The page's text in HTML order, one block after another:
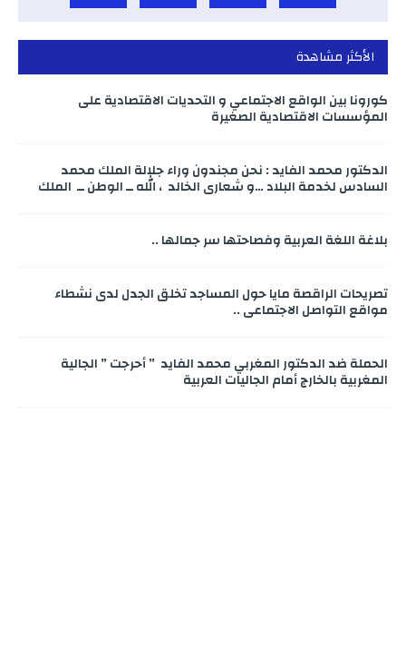
الأكثر مشاهدة
كورونا بين الواقع الاجتماعي و التحديات الاقتصادية على
المؤسسات الاقتصادية الصغيرة
الدكتور محمد الفايد : نحن مجندون وراء جلالة الملك محمد
السادس لخدمة البلاد …و شعاري الخالد ، الله ــ الوطن ــ الملك
بلاغة اللغة العربية وفصاحتها سر جمالها ..
تصريحات الراقصة مايا حول المساجد تخلق الجدل لدى نشطاء
مواقع التواصل الاجتماعي ..
الحملة ضد الدكتور المغربي محمد الفايد ” أحرجت ” الجالية
المغربية بالخارج أمام الجاليات العربية